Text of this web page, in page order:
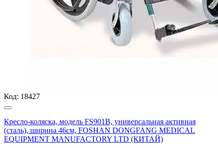
Код: 18427
Кресло-коляска, модель FS901B, универсальная активная
(сталь), ширина 46см, FOSHAN DONGFANG MEDICAL
EQUIPMENT MANUFACTORY LTD (КИТАЙ)